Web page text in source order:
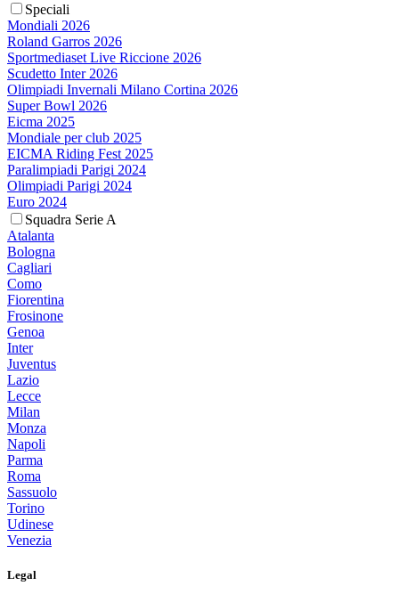
Speciali
Mondiali 2026
Roland Garros 2026
Sportmediaset Live Riccione 2026
Scudetto Inter 2026
Olimpiadi Invernali Milano Cortina 2026
Super Bowl 2026
Eicma 2025
Mondiale per club 2025
EICMA Riding Fest 2025
Paralimpiadi Parigi 2024
Olimpiadi Parigi 2024
Euro 2024
Squadra Serie A
Atalanta
Bologna
Cagliari
Como
Fiorentina
Frosinone
Genoa
Inter
Juventus
Lazio
Lecce
Milan
Monza
Napoli
Parma
Roma
Sassuolo
Torino
Udinese
Venezia
Legal